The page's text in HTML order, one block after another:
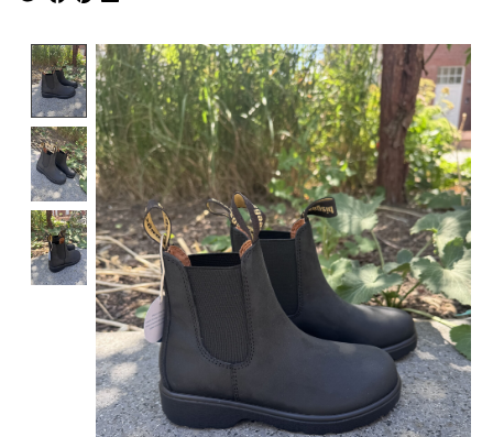
Product image slideshow Items